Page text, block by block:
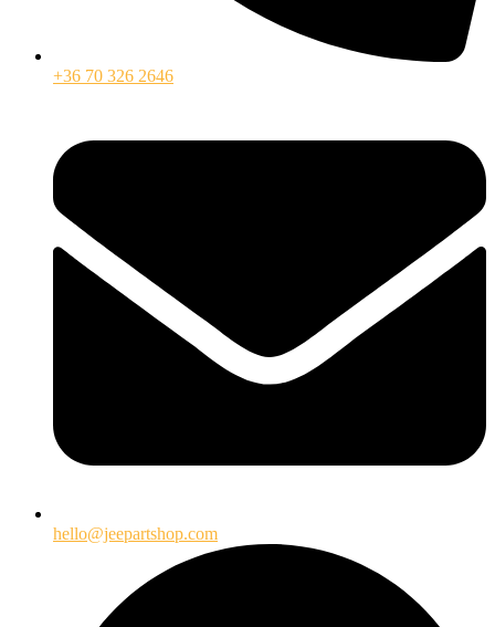
+36 70 326 2646
hello@jeepartshop.com